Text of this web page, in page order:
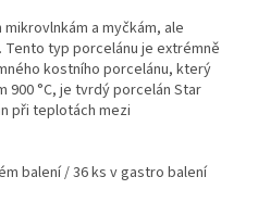
a myčkám, ale
Tento typ porcelánu je extrémně
kostního porcelánu, který
°C, je tvrdý porcelán Star
při teplotách mezi
balení / 36 ks v gastro balení